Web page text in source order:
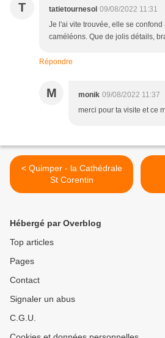
T tatietournesol 09/08/2022 11:31
Je l'ai vite trouvée, elle se
caméléons. Que de jolis détails,
Répondre
M monik 09/08/2022 11:37
merci pour ta visite et ce
< Quimper - la Cathédrale
St Corentin
Hébergé par Overblog
Top articles
Pages
Contact
Signaler un abus
C.G.U.